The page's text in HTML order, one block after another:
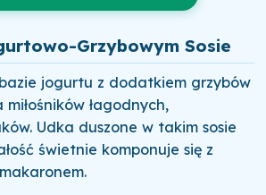
Grzybowym Sosie
jogurtu z dodatkiem grzybów
łagodnych,
Udka duszone w takim sosie
świetnie komponuje się z